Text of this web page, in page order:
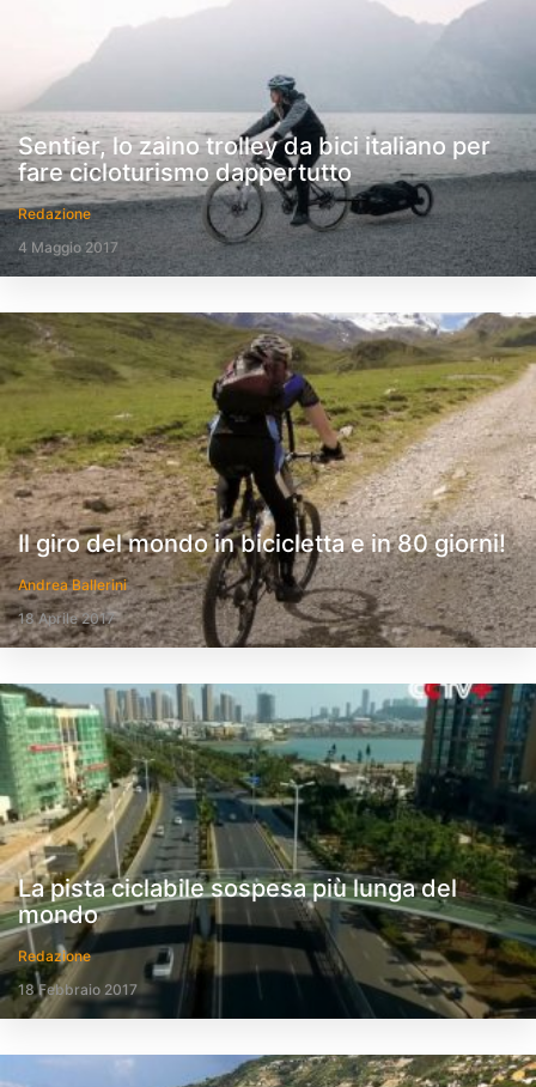
Sentier, lo zaino trolley da bici italiano per
fare cicloturismo dappertutto
Redazione
4 Maggio 2017
Il giro del mondo in bicicletta e in 80 giorni!
Andrea Ballerini
18 Aprile 2017
La pista ciclabile sospesa più lunga del
mondo
Redazione
18 Febbraio 2017